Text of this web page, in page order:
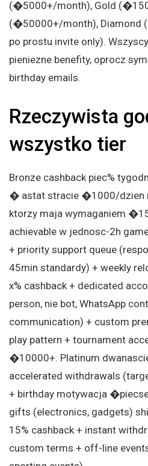
(�5000+/month), Gold
(�50000+/month), Diamond
po prostu invite only).
pieniezne benefity, oprocz
birthday emails.
Rzeczywista
wszystko tier
Bronze cashback piec%
� astat stracie �1000/dzien
ktorzy maja wymaganiem
achievable w jednosc-2h
+ priority support queue
45min standardy) + weekly
x% cashback + dedicated
person, nie bot, WhatsApp
communication) + custom
play pattern + tournament
�10000+. Platinum
accelerated withdrawals
+ birthday motywacja
gifts (electronics, gadgets)
15% cashback + instant
custom terms + off-line